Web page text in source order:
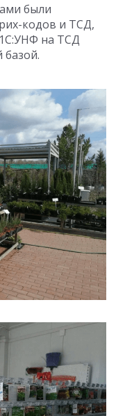
были
кодов и ТСД,
на ТСД
базой.